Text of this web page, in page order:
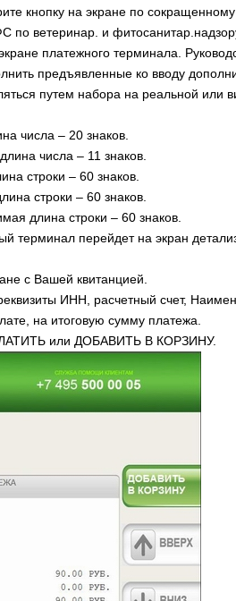
кнопку на экране по сокращенному
ветеринар. и
платежного терминала.
предъявленные ко вводу
путем набора на реальной или
числа – 20 знаков.
числа – 11 знаков.
строки – 60 знаков.
строки – 60 знаков.
длина строки – 60 знаков.
терминал перейдет на экран
с Вашей квитанцией.
ИНН, расчетный счет,
на итоговую сумму платежа.
или ДОБАВИТЬ В КОРЗИНУ.